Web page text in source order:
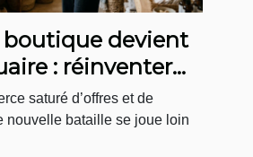
boutique devient
: réinventer
d’achat bien-
saturé d’offres et de
nouvelle bataille se joue loin